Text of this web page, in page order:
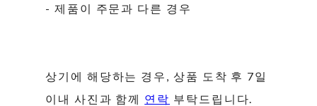
- 제품이 주문과 다른 경우
상기에 해당하는 경우, 상품 도착 후 7일
이내 사진과 함께 연락 부탁드립니다.